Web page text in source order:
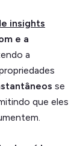
insights
e a
a
se
que eles